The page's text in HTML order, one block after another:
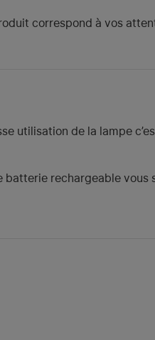
correspond à vos
utilisation de la lampe
rechargeable